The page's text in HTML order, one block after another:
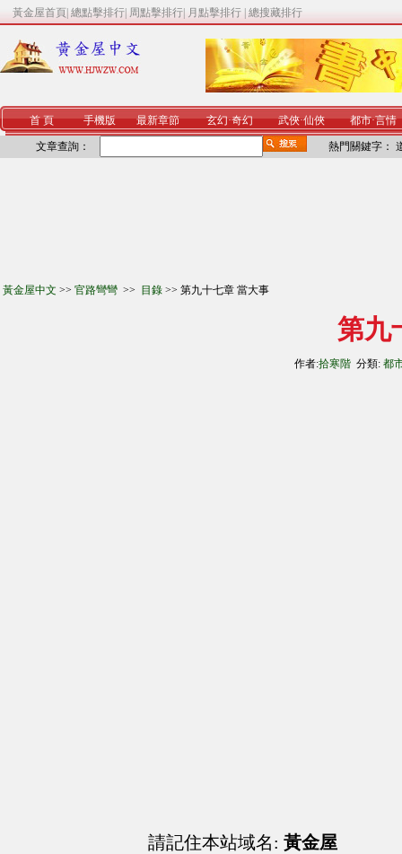
黃金屋首頁 總點擊排行 周點擊排行 月點擊排行 總搜藏排行
首 頁 手機版 最新章節 玄幻·奇幻 武俠·仙俠 都市·言情
文章查詢： 熱門關鍵字：
黃金屋中文 >> 官路彎彎 >> 目錄 >> 第九十七章 當大事
第九
作者:拾寒階 分類: 都
請記住本站域名: 黃金屋